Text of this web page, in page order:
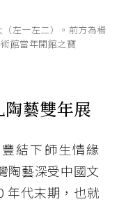
左一左二）。前方為楊
館當年開館之寶
藝雙年展
結下師生情緣
陶藝深受中國文
年代末期，也就